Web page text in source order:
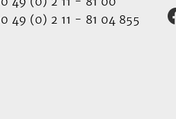
49 (0) 2 11 - 81 04 855